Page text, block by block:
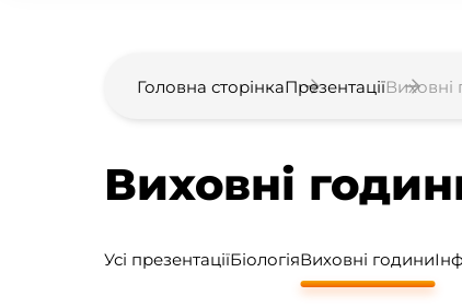
Головна сторінкаПрезентаціїВиховні
Виховні
Усі презентаціїБіологіяВиховні години